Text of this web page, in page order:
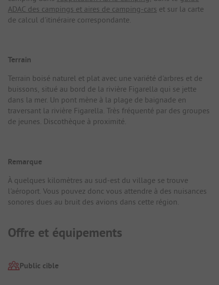
ADAC des campings et aires de camping-cars et sur la carte
de calcul d'itinéraire correspondante.
Terrain
Terrain boisé naturel et plat avec une variété d'arbres et de
buissons, situé au bord de la rivière Figarella qui se jette
dans la mer. Un pont mène à la plage de baignade en
traversant la rivière Figarella. Très fréquenté par des groupes
de jeunes. Discothèque à proximité.
Remarque
À quelques kilomètres au sud-est du village se trouve
l'aéroport. Vous pouvez donc vous attendre à des nuisances
sonores dues au bruit des avions dans cette région.
Offre et équipements
Public cible